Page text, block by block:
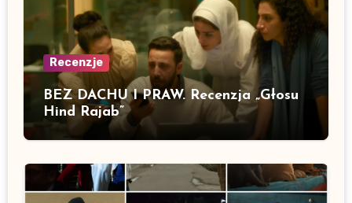
Recenzje
BEZ DACHU I PRAW. Recenzja „Głosu
Hind Rajab”